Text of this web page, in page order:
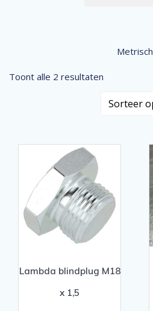
Metrisch
Toont alle 2 resultaten
populariteit
Lambda blindplug M18
x 1,5